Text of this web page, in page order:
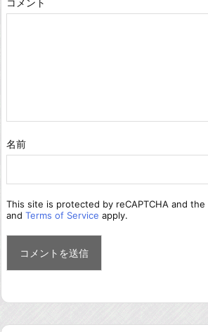
名前
This site is protected by reCAPTCHA and the
and Terms of Service apply.